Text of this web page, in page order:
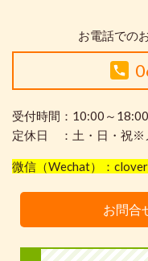
お電話での
受付時間：10:00～18:00
定休日 ：土・日・祝※
微信（Wechat）：
お問合